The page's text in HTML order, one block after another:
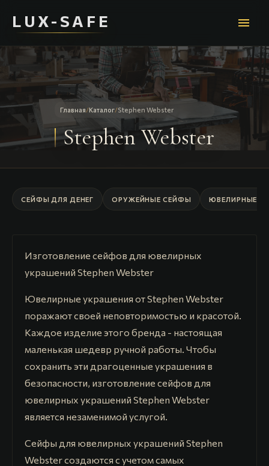
LUX-SAFE menu
Главная/Каталог/Stephen Webster
Stephen Webster
СЕЙФЫ ДЛЯ ДЕНЕГ ОРУЖЕЙНЫЕ СЕЙФЫ ЮВЕЛИРНЫЕ
Изготовление сейфов для ювелирных
украшений Stephen Webster
Ювелирные украшения от Stephen Webster
поражают своей неповторимостью и красотой.
Каждое изделие этого бренда - настоящая
маленькая шедевр ручной работы. Чтобы
сохранить эти драгоценные украшения в
безопасности, изготовление сейфов для
ювелирных украшений Stephen Webster
является незаменимой услугой.
Сейфы для ювелирных украшений Stephen
Webster создаются с учетом самых